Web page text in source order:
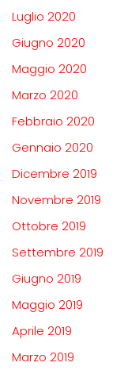
Luglio 2020
Giugno 2020
Maggio 2020
Marzo 2020
Febbraio 2020
Gennaio 2020
Dicembre 2019
Novembre 2019
Ottobre 2019
Settembre 2019
Giugno 2019
Maggio 2019
Aprile 2019
Marzo 2019